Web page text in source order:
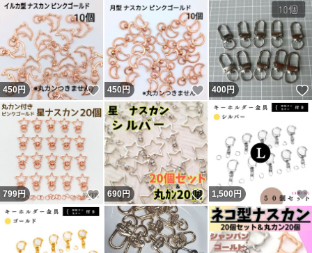
450円 いいね！
450円 いいね！
400円
799円 いいね！
690円 いいね！
1,500 円